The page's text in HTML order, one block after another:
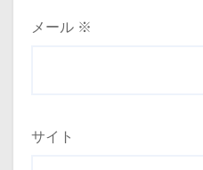
メール ※
サイト